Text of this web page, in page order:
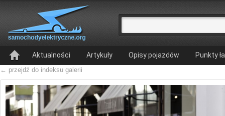
Aktualności Artykuły Opisy pojazdów Punkty
← przejdź do indeksu galerii